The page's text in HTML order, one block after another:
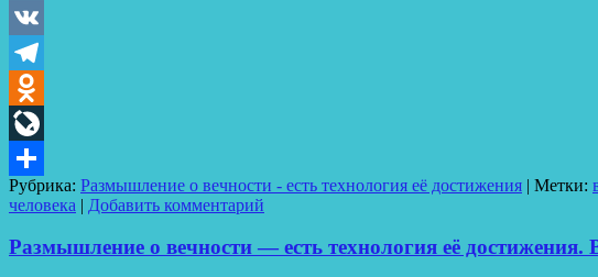
VK
Telegram
Odnoklassniki
LiveJournal
Отправить
Рубрика: Размышление о вечности - есть технология её достижения | Метки:
человека | Добавить комментарий
Размышление о вечности — есть технология её